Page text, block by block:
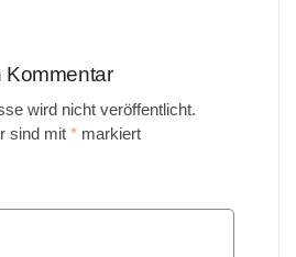
Kommentar
wird nicht veröffentlicht.
sind mit * markiert